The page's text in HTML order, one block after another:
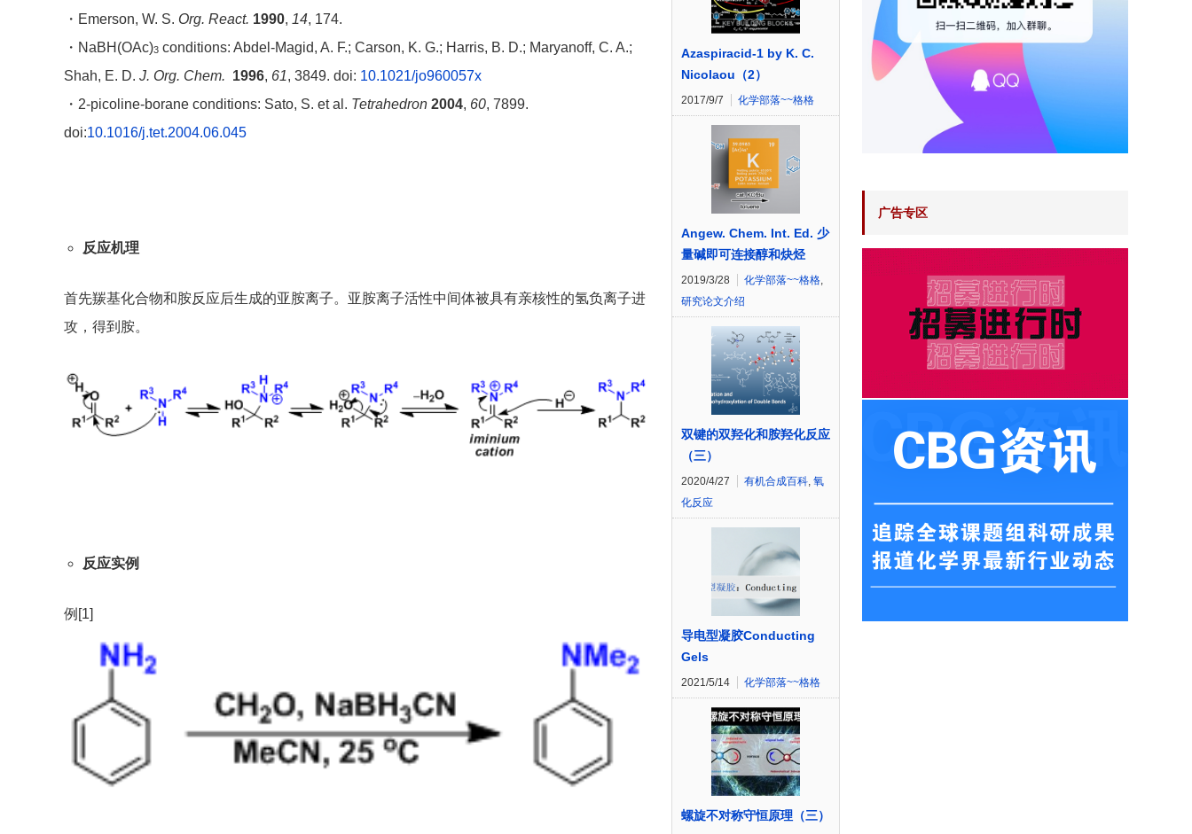
・Emerson, W. S. Org. React. 1990, 14, 174.
・NaBH(OAc)3 conditions: Abdel-Magid, A. F.; Carson, K. G.; Harris, B. D.; Maryanoff, C. A.;
Shah, E. D. J. Org. Chem. 1996, 61, 3849. doi: 10.1021/jo960057x
・2-picoline-borane conditions: Sato, S. et al. Tetrahedron 2004, 60, 7899.
doi:10.1016/j.tet.2004.06.045
反应机理
首先羰基化合物和胺反应后生成的亚胺离子。亚胺离子活性中间体被具有亲核性的氢负离子进
攻，得到胺。
反应实例
例[1]
Azaspiracid-1 by K. C.
Nicolaou（2）
2017/9/7 化学部落~~格格
Angew. Chem. Int. Ed. 少
量碱即可连接醇和炔烃
2019/3/28 化学部落~~格格,
研究论文介绍
双键的双羟化和胺羟化反应
（三）
2020/4/27 有机合成百科, 氧
化反应
导电型凝胶Conducting
Gels
2021/5/14 化学部落~~格格
螺旋不对称守恒原理（三）
广告专区